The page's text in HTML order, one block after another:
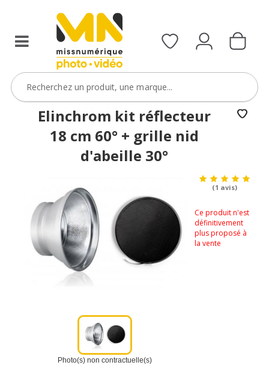
Elinchrom kit réflecteur
18 cm 60° + grille nid
d'abeille 30°
Photo(s) non contractuelle(s)
(1 avis)
Ce produit n'est
définitivement
plus proposé à
la vente